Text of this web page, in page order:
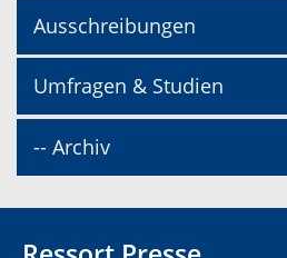
Ausschreibungen
Umfragen & Studien
-- Archiv